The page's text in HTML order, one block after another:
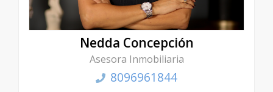
Nedda Concepción
Asesora Inmobiliaria
8096961844